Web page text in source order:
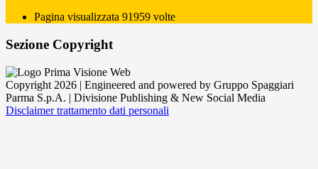
Pagina visualizzata 91959 volte
Sezione Copyright
Copyright 2026 | Engineered and powered by Gruppo Spaggiari
Parma S.p.A. | Divisione Publishing & New Social Media
Disclaimer trattamento dati personali